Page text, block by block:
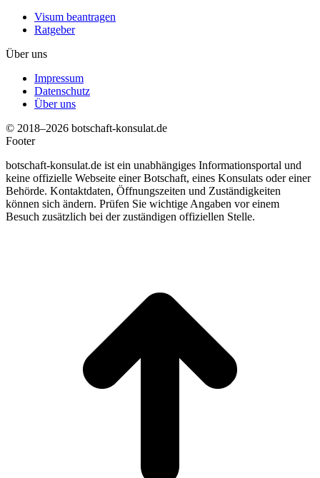
Visum beantragen
Ratgeber
Über uns
Impressum
Datenschutz
Über uns
© 2018–2026 botschaft-konsulat.de
Footer
botschaft-konsulat.de ist ein unabhängiges Informationsportal und
keine offizielle Webseite einer Botschaft, eines Konsulats oder einer
Behörde. Kontaktdaten, Öffnungszeiten und Zuständigkeiten
können sich ändern. Prüfen Sie wichtige Angaben vor einem
Besuch zusätzlich bei der zuständigen offiziellen Stelle.